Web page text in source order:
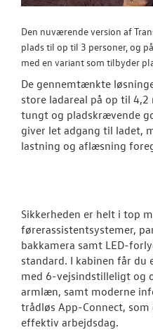
Den nuværende version af
plads til op til 3 personer, og
med en variant som tilbyder
De gennemtænkte
store ladareal på op til
tungt og pladskrævende
giver let adgang til ladet,
lastning og aflæsning
Sikkerheden er helt i top
førerassistentsystemer,
bakkamera samt LED-
standard. I kabinen får
med 6-vejsindstilleligt og
armlæn, samt moderne
trådløs App-Connect,
effektiv arbejdsdag.